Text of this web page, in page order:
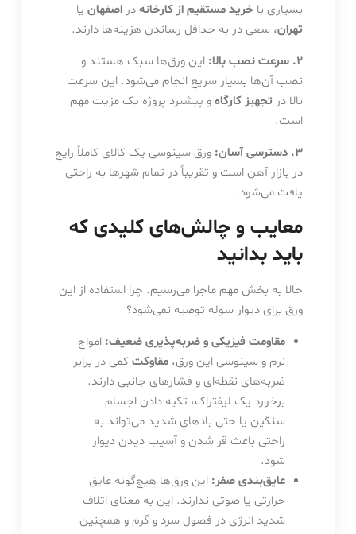
بسیاری با خرید مستقیم از کارخانهدراصفهانیا
تهران، سعی در به حداقل رساندن هزینه‌ها دارند.
۲. سرعت نصب بالا:
این ورق‌ها سبک هستند و
نصب آن‌ها بسیار سریع انجام می‌شود. این سرعت
بالا در تجهیز کارگاهو پیشبرد پروژه یک مزیت مهم
است.
۳. دسترسی آسان:
ورق سینوسی یک کالای کاملاً رایج
در بازار آهن است و تقریباً در تمام شهرها به راحتی
یافت می‌شود.
معایب و چالش‌های کلیدی که
باید بدانید
حالا به بخش مهم ماجرا می‌رسیم. چرا استفاده از این
ورق برای دیوار سوله توصیه نمی‌شود؟
مقاومت فیزیکی و ضربه‌پذیری ضعیف: امواج
نرم و سینوسی این ورق،مقاوکت کمی در برابر
ضربه‌های نقطه‌ای و فشارهای جانبی دارند.
برخورد یک لیفتراک، تکیه دادن اجسام
سنگین یا حتی بادهای شدید می‌تواند به
راحتی باعث قر شدن و آسیب دیدن دیوار
شود.
عایق‌بندی صفر: این ورق‌ها هیچ‌گونه عایق
حرارتی یا صوتی ندارند. این به معنای اتلاف
شدید انرژی در فصول سرد و گرم و همچنین